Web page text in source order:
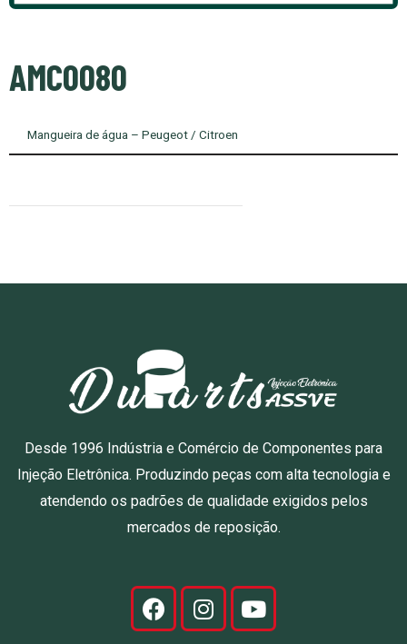
AMC0080
Mangueira de água – Peugeot / Citroen
Desde 1996 Indústria e Comércio de Componentes para
Injeção Eletrônica. Produzindo peças com alta tecnologia e
atendendo os padrões de qualidade exigidos pelos
mercados de reposição.